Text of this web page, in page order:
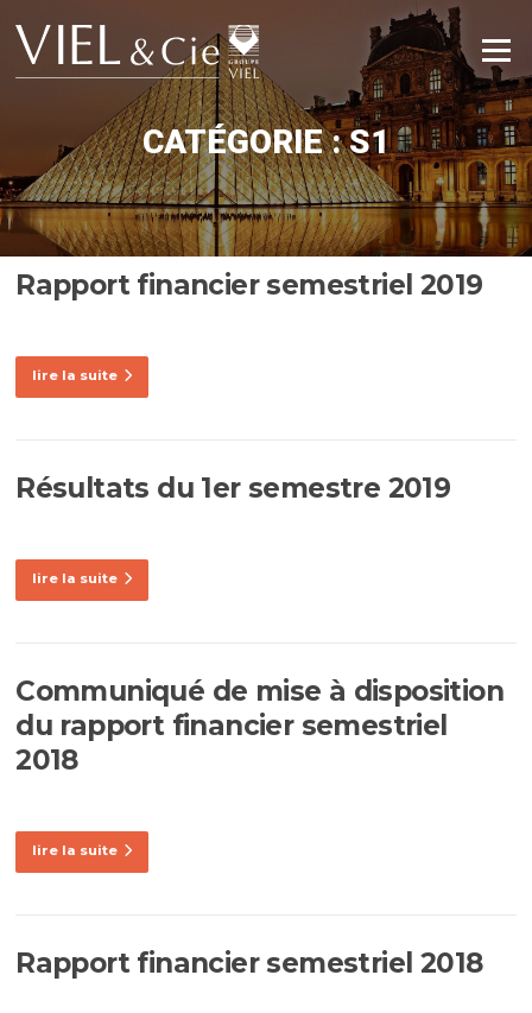
contenu
Menu
CATÉGORIE :S1
Rapport financier semestriel 2019
lire la suite
Résultats du 1er semestre 2019
lire la suite
Communiqué de mise à disposition
du rapport financier semestriel
2018
lire la suite
Rapport financier semestriel 2018